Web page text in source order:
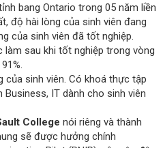
bang Ontario trong 05 năm liền
độ hài lòng của sinh viên đang
của sinh viên đã tốt nghiệp.
sau khi tốt nghiệp trong vòng
của sinh viên. Có khoá thực tập
IT dành cho sinh viên
College nói riêng và thành
sẽ được hưởng chính